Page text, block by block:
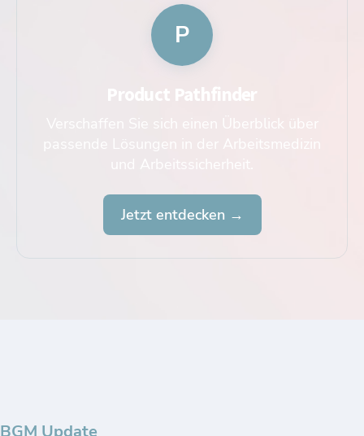
P
Product Pathfinder
Verschaffen Sie sich einen Überblick über
Jetzt entdecken →